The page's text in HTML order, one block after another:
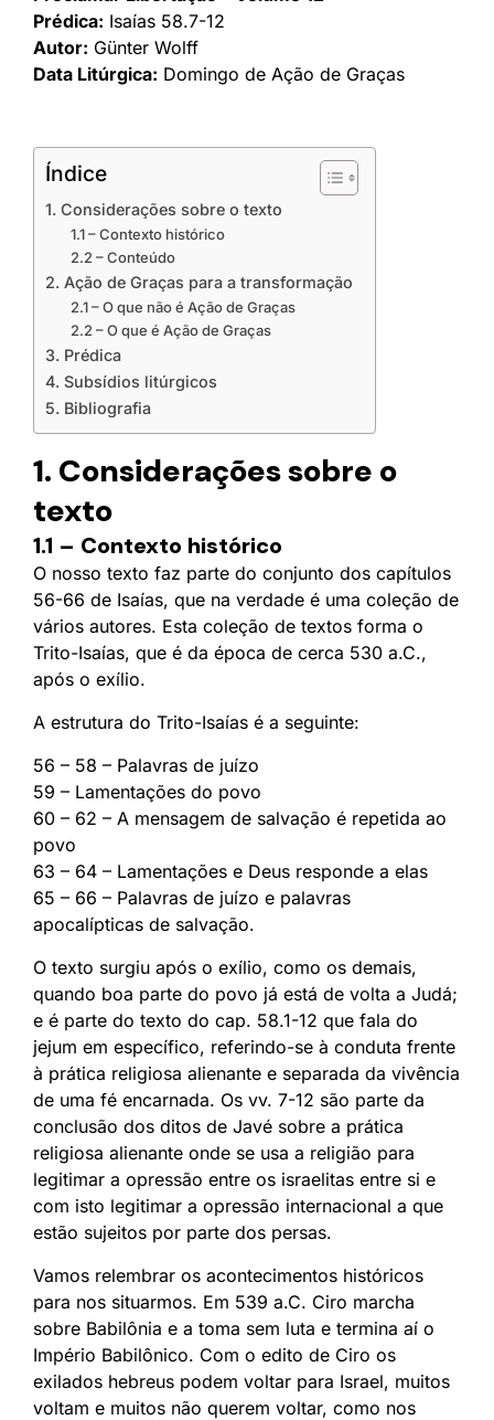
Prédica: Isaías 58.7-12
Autor: Günter Wolff
Data Litúrgica: Domingo de Ação de Graças
Índice
1. Considerações sobre o texto
1.1 – Contexto histórico
2.2 – Conteúdo
2. Ação de Graças para a transformação
2.1 – O que não é Ação de Graças
2.2 – O que é Ação de Graças
3. Prédica
4. Subsídios litúrgicos
5. Bibliografia
1. Considerações sobre o
texto
1.1 – Contexto histórico
O nosso texto faz parte do conjunto dos capítulos
56-66 de Isaías, que na verdade é uma coleção de
vários autores. Esta coleção de textos forma o
Trito-Isaías, que é da época de cerca 530 a.C.,
após o exílio.
A estrutura do Trito-Isaías é a seguinte:
56 – 58 – Palavras de juízo
59 – Lamentações do povo
60 – 62 – A mensagem de salvação é repetida ao
povo
63 – 64 – Lamentações e Deus responde a elas
65 – 66 – Palavras de juízo e palavras
apocalípticas de salvação.
O texto surgiu após o exílio, como os demais,
quando boa parte do povo já está de volta a Judá;
e é parte do texto do cap. 58.1-12 que fala do
jejum em específico, referindo-se à conduta frente
à prática religiosa alienante e separada da vivência
de uma fé encarnada. Os vv. 7-12 são parte da
conclusão dos ditos de Javé sobre a prática
religiosa alienante onde se usa a religião para
legitimar a opressão entre os israelitas entre si e
com isto legitimar a opressão internacional a que
estão sujeitos por parte dos persas.
Vamos relembrar os acontecimentos históricos
para nos situarmos. Em 539 a.C. Ciro marcha
sobre Babilônia e a toma sem luta e termina aí o
Império Babilônico. Com o edito de Ciro os
exilados hebreus podem voltar para Israel, muitos
voltam e muitos não querem voltar, como nos